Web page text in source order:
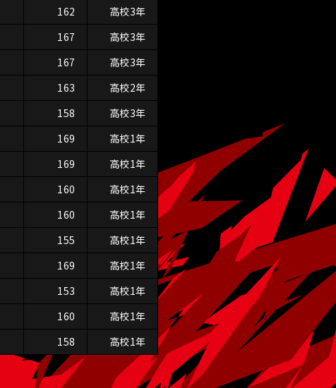
162
高校3年
167
高校3年
167
高校3年
163
高校2年
158
高校3年
169
高校1年
169
高校1年
160
高校1年
160
高校1年
155
高校1年
169
高校1年
153
高校1年
160
高校1年
158 高校1年